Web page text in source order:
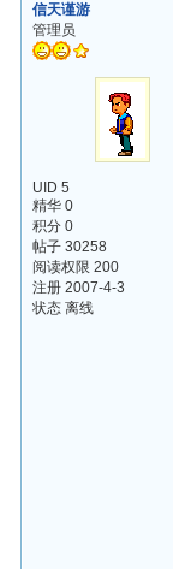
信天谨游
管理员
UID 5
精华 0
积分 0
帖子 30258
阅读权限 200
注册 2007-4-3
状态 离线